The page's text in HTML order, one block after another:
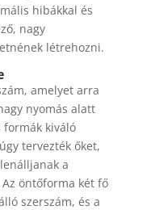
hibákkal és
nagy
létrehozni.
amelyet arra
nyomás alatt
formák kiváló
tervezték őket,
a
öntőforma két fő
szerszám, és a